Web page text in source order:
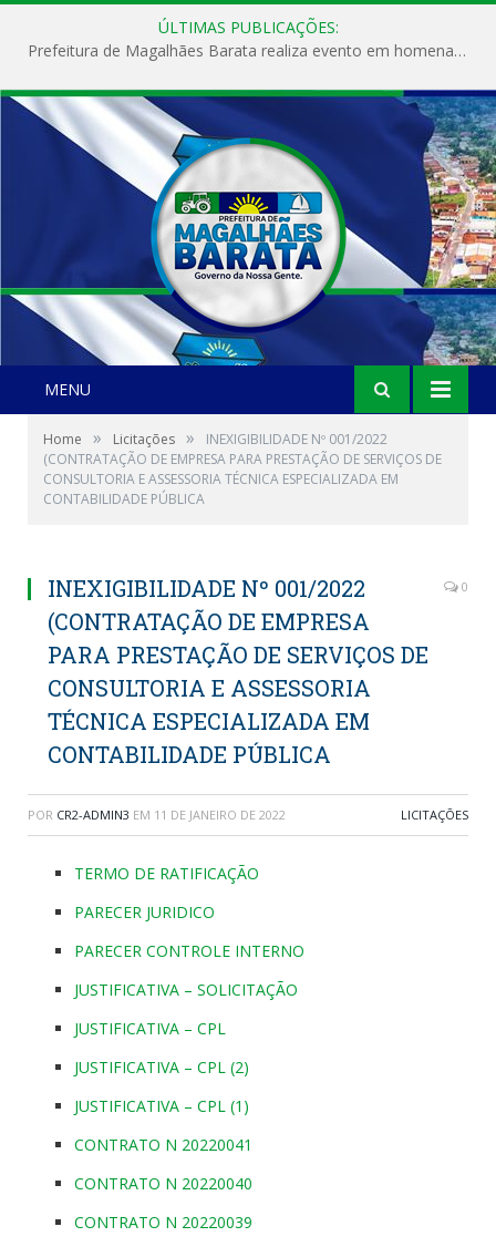
ÚLTIMAS PUBLICAÇÕES:
Prefeitura de Magalhães Barata realiza evento em homenagem ao Dia Internacional da Mulher
MENU
Home » Licitações »
INEXIGIBILIDADE Nº 001/2022
(CONTRATAÇÃO DE EMPRESA PARA PRESTAÇÃO DE SERVIÇOS DE
CONSULTORIA E ASSESSORIA TÉCNICA ESPECIALIZADA EM
CONTABILIDADE PÚBLICA
INEXIGIBILIDADE Nº 001/2022
(CONTRATAÇÃO DE EMPRESA
PARA PRESTAÇÃO DE SERVIÇOS DE
CONSULTORIA E ASSESSORIA
TÉCNICA ESPECIALIZADA EM
CONTABILIDADE PÚBLICA
0
POR CR2-ADMIN3 EM 11 DE JANEIRO DE 2022 LICITAÇÕES
TERMO DE RATIFICAÇÃO
PARECER JURIDICO
PARECER CONTROLE INTERNO
JUSTIFICATIVA – SOLICITAÇÃO
JUSTIFICATIVA – CPL
JUSTIFICATIVA – CPL (2)
JUSTIFICATIVA – CPL (1)
CONTRATO N 20220041
CONTRATO N 20220040
CONTRATO N 20220039